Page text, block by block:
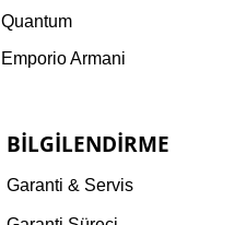
Quantum
Emporio Armani
BILGILENDIRME
Garanti & Servis